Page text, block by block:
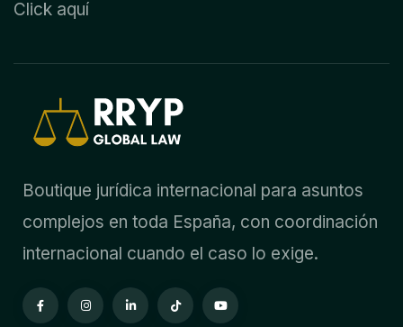
Click aquí
Boutique jurídica internacional para asuntos
complejos en toda España, con coordinación
internacional cuando el caso lo exige.